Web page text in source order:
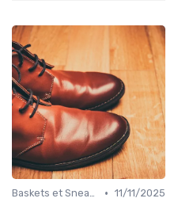
Baskets et Sneakers • 11/11/2025